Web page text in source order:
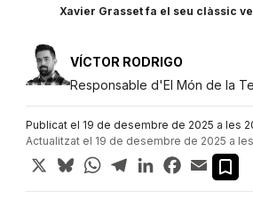
Xavier Grasset fa el seu clàssic
VÍCTOR RODRIGO
Responsable d'El Món de la
Publicat el 19 de desembre de 2025 a les
Actualitzat el 19 de desembre de 2025 a
X BlueskyWhatsApp
TelegramLinkedInFacebook
Email